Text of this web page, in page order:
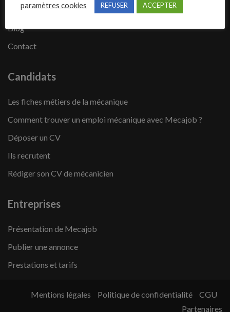
Questions fréquentes
Blog
Contact
Candidats
Les fiches métiers de la mécanique
Comment trouver un emploi mécanique avec Mecajob ?
Déposer un CV
Ils recrutent
Rédiger son CV de mécanicien
Entreprises
Présentation de Mecajob
Publier une annonce
Prestations et tarifs
Mentions légales Politique de confidentialité
CGU
Partenaires
paramètres cookies REFUSER ACCEPTER